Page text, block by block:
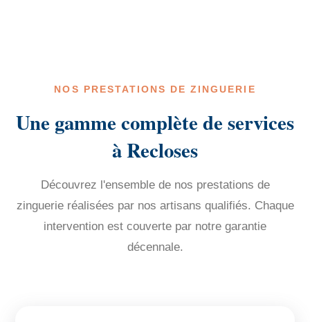
NOS PRESTATIONS DE ZINGUERIE
Une gamme complète de services
à Recloses
Découvrez l'ensemble de nos prestations de
zinguerie réalisées par nos artisans qualifiés. Chaque
intervention est couverte par notre garantie
décennale.